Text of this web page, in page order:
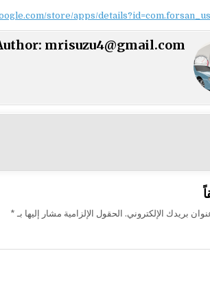
store/apps/
mrisuzu4@gmail.com
بريدك الإلكتروني. الحقول الإلزامية مشار إليها بـ *